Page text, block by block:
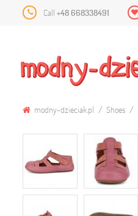
Call +48 668338491
modny-dzieciak.pl Shoes